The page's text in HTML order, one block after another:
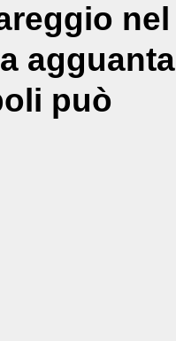
nel
agguanta
può